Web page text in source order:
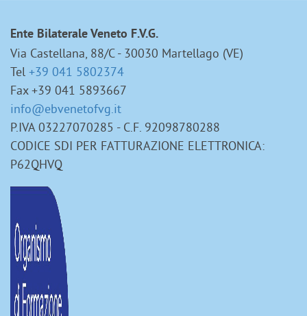
Ente Bilaterale Veneto F.V.G.
Via Castellana, 88/C - 30030 Martellago (VE)
Tel +39 041 5802374
Fax +39 041 5893667
info@ebvenetofvg.it
P.IVA 03227070285 - C.F. 92098780288
CODICE SDI PER FATTURAZIONE ELETTRONICA:
P62QHVQ